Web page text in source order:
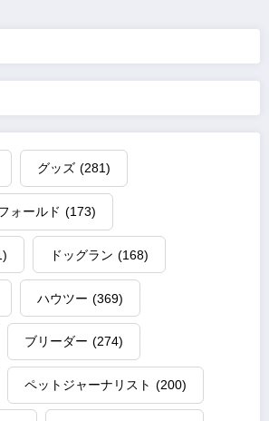
グッズ (281)
ォールド (173)
ドッグラン (168)
ハウツー (369)
ブリーダー (274)
ペットジャーナリスト (200)